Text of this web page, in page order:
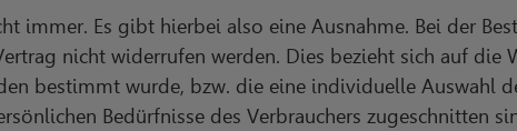
immer. Es gibt hierbei also eine Ausnahme. Bei der
nicht widerrufen werden. Dies bezieht sich auf die
bestimmt wurde, bzw. die eine individuelle Auswahl
Bedürfnisse des Verbrauchers zugeschnitten